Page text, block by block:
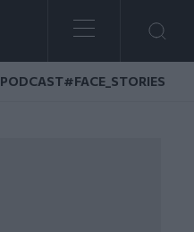
PODCAST#FACE_STORIES